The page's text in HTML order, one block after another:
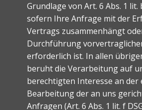
Grundlage von Art. 6 Abs. 1 lit.
sofern Ihre Anfrage mit der
Vertrags zusammenhängt
Durchführung
erforderlich ist. In allen
beruht die Verarbeitung auf
berechtigten Interesse an der
Bearbeitung der an uns
Anfragen (Art. 6 Abs. 1 lit. f